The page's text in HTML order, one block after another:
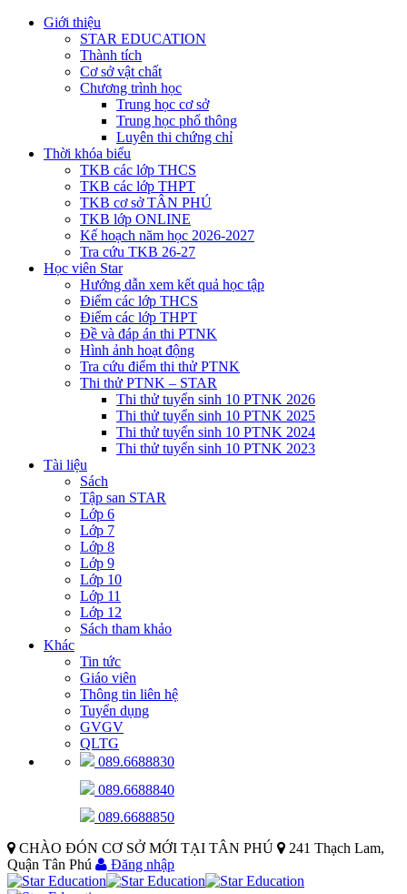
Giới thiệu
STAR EDUCATION
Thành tích
Cơ sở vật chất
Chương trình học
Trung học cơ sở
Trung học phổ thông
Luyên thi chứng chỉ
Thời khóa biểu
TKB các lớp THCS
TKB các lớp THPT
TKB cơ sở TÂN PHÚ
TKB lớp ONLINE
Kế hoạch năm học 2026-2027
Tra cứu TKB 26-27
Học viên Star
Hướng dẫn xem kết quả học tập
Điểm các lớp THCS
Điểm các lớp THPT
Đề và đáp án thi PTNK
Hình ảnh hoạt động
Tra cứu điểm thi thử PTNK
Thi thử PTNK – STAR
Thi thử tuyển sinh 10 PTNK 2026
Thi thử tuyển sinh 10 PTNK 2025
Thi thử tuyển sinh 10 PTNK 2024
Thi thử tuyển sinh 10 PTNK 2023
Tài liệu
Sách
Tập san STAR
Lớp 6
Lớp 7
Lớp 8
Lớp 9
Lớp 10
Lớp 11
Lớp 12
Sách tham khảo
Khác
Tin tức
Giáo viên
Thông tin liên hệ
Tuyển dụng
GVGV
QLTG
089.6688830
089.6688840
089.6688850
CHÀO ĐÓN CƠ SỞ MỚI TẠI TÂN PHÚ
241 Thạch Lam,
Quận Tân Phú
Đăng nhập